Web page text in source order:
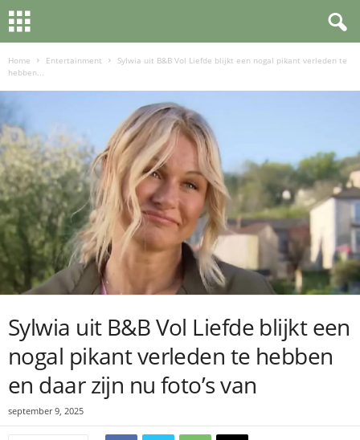
Home Entertainment
Sylwia uit B&B Vol Liefde blijkt een nogal pikant verleden te
hebben...
Sylwia uit B&B Vol Liefde blijkt een
nogal pikant verleden te hebben
en daar zijn nu foto’s van
september 9, 2025